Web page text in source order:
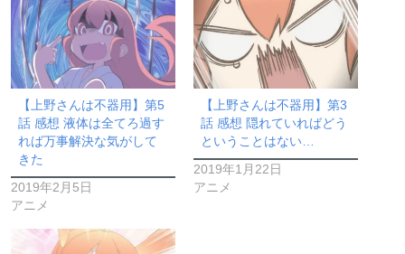
【上野さんは不器用】第5
話 感想 液体は全てろ過す
れば万事解決な気がして
きた
2019年2月5日
アニメ
【上野さんは不器用】第3
話 感想 隠れていればどう
ということはない…
2019年1月22日
アニメ